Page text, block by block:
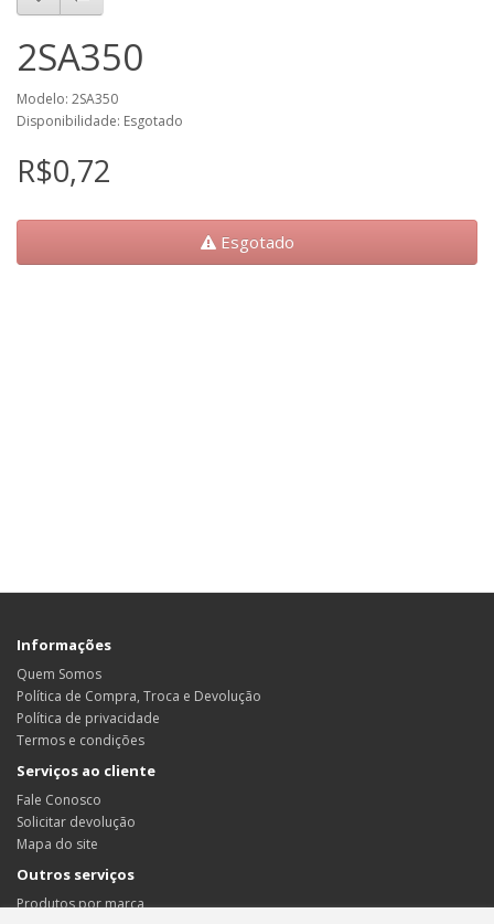
2SA350
Modelo: 2SA350
Disponibilidade: Esgotado
R$0,72
Esgotado
Informações
Quem Somos
Política de Compra, Troca e Devolução
Política de privacidade
Termos e condições
Serviços ao cliente
Fale Conosco
Solicitar devolução
Mapa do site
Outros serviços
Produtos por marca